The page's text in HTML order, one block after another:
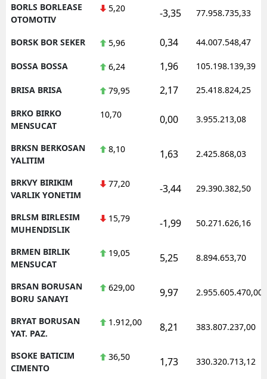
BORLS BORLEASE
OTOMOTIV
5,20 -3,35 77.958.735,33
BORSK BOR SEKER 5,96 0,34 44.007.548,47
BOSSA BOSSA 6,24 1,96 105.198.139,39
BRISA BRISA 79,95 2,17 25.418.824,25
BRKO BIRKO
MENSUCAT
10,70 0,00 3.955.213,08
BRKSN BERKOSAN
YALITIM
8,10 1,63 2.425.868,03
BRKVY BIRIKIM
VARLIK YONETIM
77,20 -3,44 29.390.382,50
BRLSM BIRLESIM
MUHENDISLIK
15,79 -1,99 50.271.626,16
BRMEN BIRLIK
MENSUCAT
19,05 5,25 8.894.653,70
BRSAN BORUSAN
BORU SANAYI
629,00 9,97 2.955.605.470,00
BRYAT BORUSAN
YAT. PAZ.
1.912,00 8,21 383.807.237,00
BSOKE BATICIM
CIMENTO
36,50 1,73 330.320.713,12